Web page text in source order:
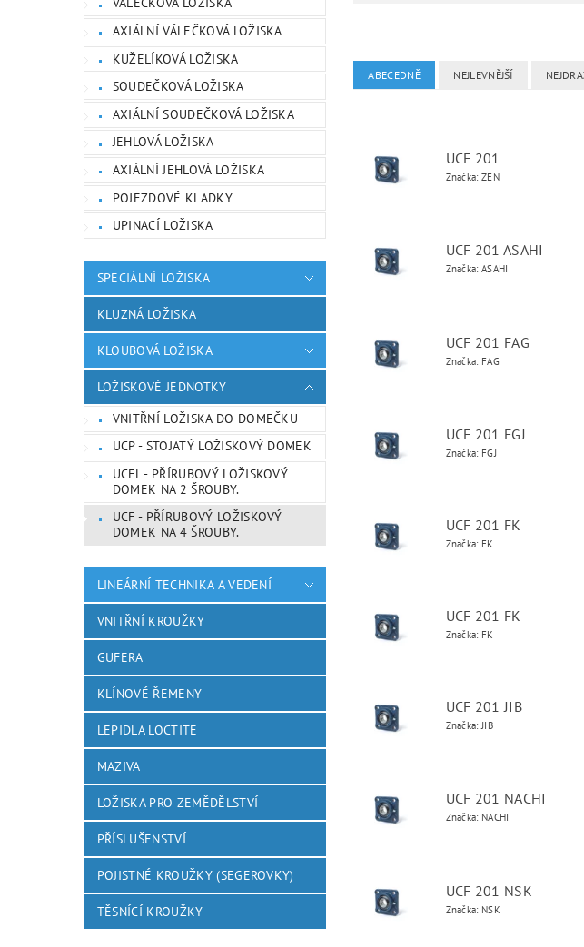
AXIÁLNÍ VÁLEČKOVÁ LOŽISKA
KUŽELÍKOVÁ LOŽISKA
SOUDEČKOVÁ LOŽISKA
AXIÁLNÍ SOUDEČKOVÁ LOŽISKA
JEHLOVÁ LOŽISKA
AXIÁLNÍ JEHLOVÁ LOŽISKA
POJEZDOVÉ KLADKY
UPINACÍ LOŽISKA
SPECIÁLNÍ LOŽISKA
KLUZNÁ LOŽISKA
KLOUBOVÁ LOŽISKA
LOŽISKOVÉ JEDNOTKY
VNITŘNÍ LOŽISKA DO DOMEČKU
UCP - STOJATÝ LOŽISKOVÝ DOMEK
UCFL - PŘÍRUBOVÝ LOŽISKOVÝ
DOMEK NA 2 ŠROUBY.
UCF - PŘÍRUBOVÝ LOŽISKOVÝ
DOMEK NA 4 ŠROUBY.
LINEÁRNÍ TECHNIKA A VEDENÍ
VNITŘNÍ KROUŽKY
GUFERA
KLÍNOVÉ ŘEMENY
LEPIDLA LOCTITE
MAZIVA
LOŽISKA PRO ZEMĚDĚLSTVÍ
PŘÍSLUŠENSTVÍ
POJISTNÉ KROUŽKY (SEGEROVKY)
TĚSNÍCÍ KROUŽKY
ABECEDNĚ NEJLEVNĚJŠÍ
UCF 201
Značka: ZEN
UCF 201 ASAHI
Značka: ASAHI
UCF 201 FAG
Značka: FAG
UCF 201 FGJ
Značka: FGJ
UCF 201 FK
Značka: FK
UCF 201 FK
Značka: FK
UCF 201 JIB
Značka: JIB
UCF 201 NACHI
Značka: NACHI
UCF 201 NSK
Značka: NSK